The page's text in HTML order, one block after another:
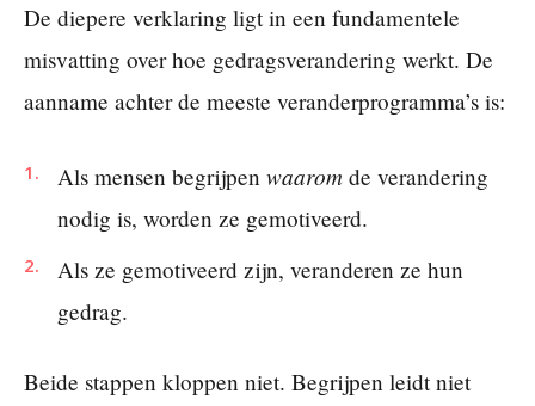
De diepere verklaring ligt in een fundamentele
misvatting over hoe gedragsverandering werkt. De
aanname achter de meeste veranderprogramma’s is:
Als mensen begrijpen waarom de verandering
nodig is, worden ze gemotiveerd.
Als ze gemotiveerd zijn, veranderen ze hun
gedrag.
Beide stappen kloppen niet. Begrijpen leidt niet